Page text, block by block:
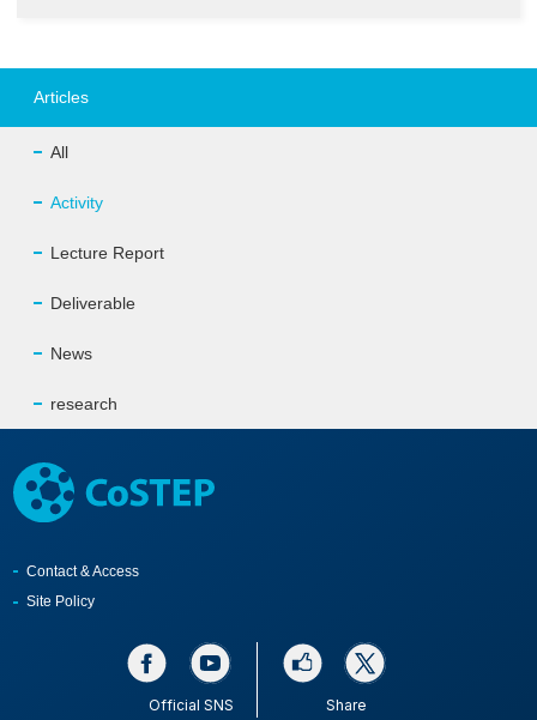
Articles
All
Activity
Lecture Report
Deliverable
News
research
Contact & Access
Site Policy
Official SNS Share